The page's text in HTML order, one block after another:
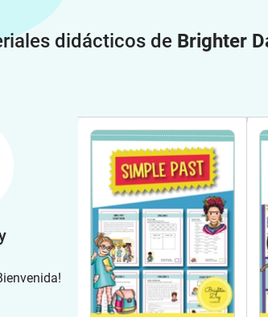
didácticos de Brighter